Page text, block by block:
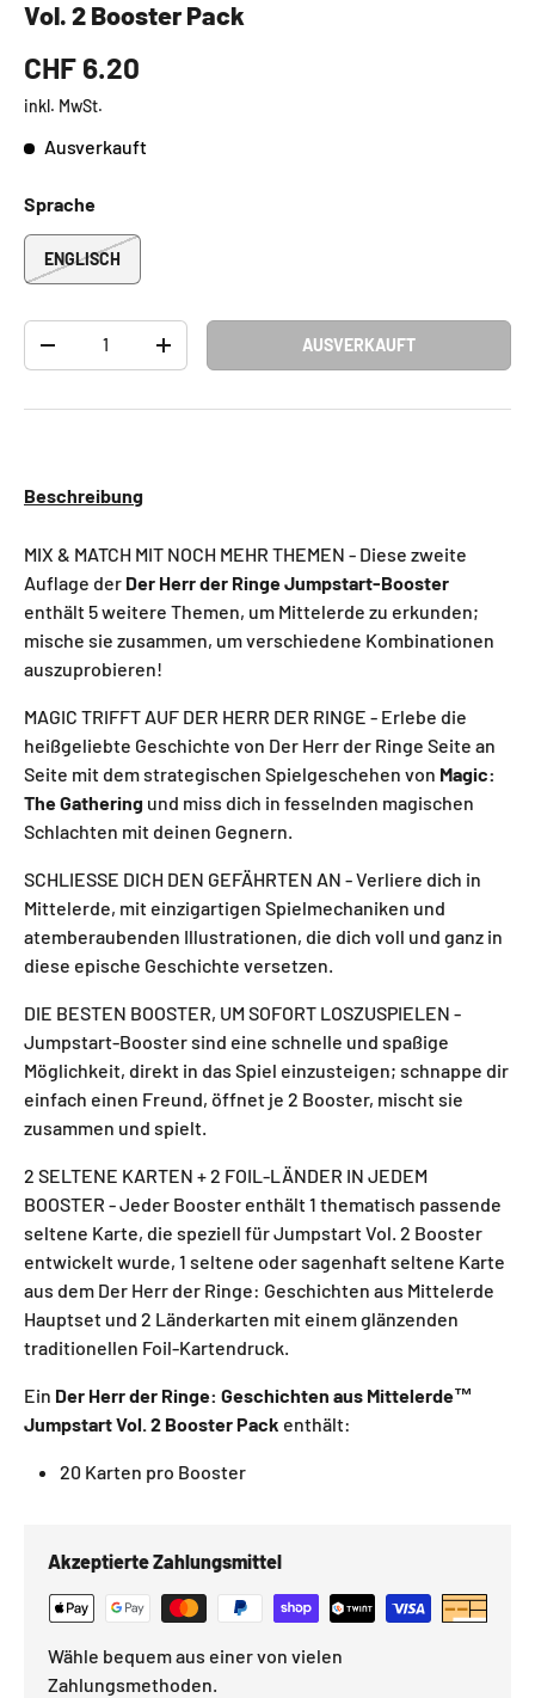
Vol. 2 Booster Pack
CHF 6.20
inkl. MwSt.
Ausverkauft
Sprache
ENGLISCH
- + AUSVERKAUFT
Beschreibung
MIX & MATCH MIT NOCH MEHR THEMEN - Diese zweite
Auflage der Der Herr der Ringe Jumpstart-Booster
enthält 5 weitere Themen, um Mittelerde zu erkunden;
mische sie zusammen, um verschiedene Kombinationen
auszuprobieren!
MAGIC TRIFFT AUF DER HERR DER RINGE - Erlebe die
heißgeliebte Geschichte von Der Herr der Ringe Seite an
Seite mit dem strategischen Spielgeschehen von Magic:
The Gathering und miss dich in fesselnden magischen
Schlachten mit deinen Gegnern.
SCHLIESSE DICH DEN GEFÄHRTEN AN - Verliere dich in
Mittelerde, mit einzigartigen Spielmechaniken und
atemberaubenden Illustrationen, die dich voll und ganz in
diese epische Geschichte versetzen.
DIE BESTEN BOOSTER, UM SOFORT LOSZUSPIELEN -
Jumpstart-Booster sind eine schnelle und spaßige
Möglichkeit, direkt in das Spiel einzusteigen; schnappe dir
einfach einen Freund, öffnet je 2 Booster, mischt sie
zusammen und spielt.
2 SELTENE KARTEN + 2 FOIL-LÄNDER IN JEDEM
BOOSTER - Jeder Booster enthält 1 thematisch passende
seltene Karte, die speziell für Jumpstart Vol. 2 Booster
entwickelt wurde, 1 seltene oder sagenhaft seltene Karte
aus dem Der Herr der Ringe: Geschichten aus Mittelerde
Hauptset und 2 Länderkarten mit einem glänzenden
traditionellen Foil-Kartendruck.
Ein Der Herr der Ringe: Geschichten aus Mittelerde™
Jumpstart Vol. 2 Booster Pack enthält:
20 Karten pro Booster
Akzeptierte Zahlungsmittel
Wähle bequem aus einer von vielen
Zahlungsmethoden.